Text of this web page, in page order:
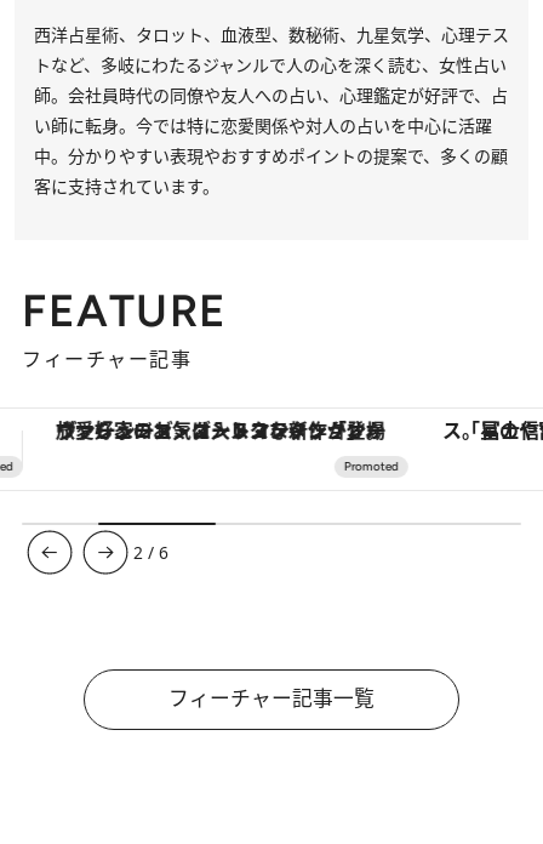
西洋占星術、タロット、血液型、数秘術、九星気学、心理テス
トなど、多岐にわたるジャンルで人の心を深く読む、女性占い
師。会社員時代の同僚や友人への占い、心理鑑定が好評で、占
い師に転身。今では特に恋愛関係や対人の占いを中心に活躍
中。分かりやすい表現やおすすめポイントの提案で、多くの顧
客に支持されています。
FEATURE
フィーチャー記事
「星のや富士」でデジタルデトックス。冨士信仰の歴史を辿り、心身を調える。 【銀座で出合う最旬美容】美髪ケアや上質
3 /6
フィーチャー記事一覧